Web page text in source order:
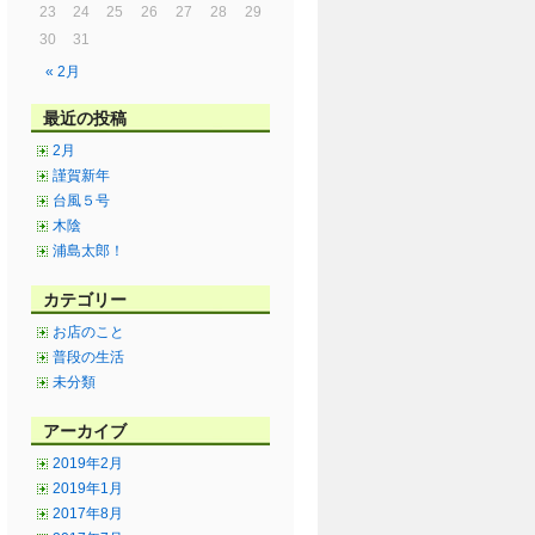
23
24 25 26 27 28
29
30
31
« 2月
最近の投稿
2月
謹賀新年
台風５号
木陰
浦島太郎！
カテゴリー
お店のこと
普段の生活
未分類
アーカイブ
2019年2月
2019年1月
2017年8月